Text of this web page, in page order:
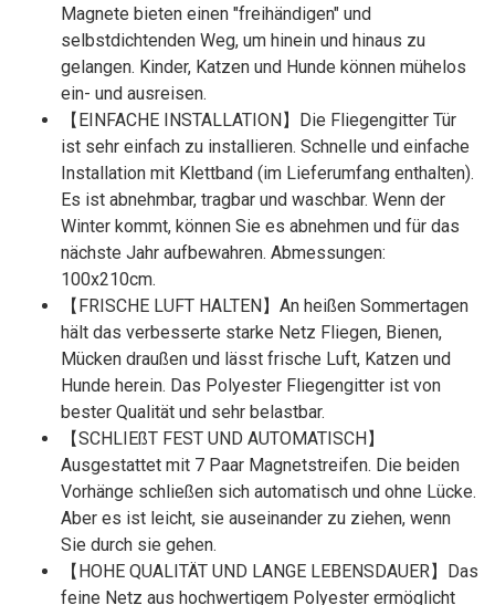
Magnete bieten einen "freihändigen" und
selbstdichtenden Weg, um hinein und hinaus zu
gelangen. Kinder, Katzen und Hunde können mühelos
ein- und ausreisen.
【EINFACHE INSTALLATION】Die Fliegengitter Tür
ist sehr einfach zu installieren. Schnelle und einfache
Installation mit Klettband (im Lieferumfang enthalten).
Es ist abnehmbar, tragbar und waschbar. Wenn der
Winter kommt, können Sie es abnehmen und für das
nächste Jahr aufbewahren. Abmessungen:
100x210cm.
【FRISCHE LUFT HALTEN】An heißen Sommertagen
hält das verbesserte starke Netz Fliegen, Bienen,
Mücken draußen und lässt frische Luft, Katzen und
Hunde herein. Das Polyester Fliegengitter ist von
bester Qualität und sehr belastbar.
【SCHLIEßT FEST UND AUTOMATISCH】
Ausgestattet mit 7 Paar Magnetstreifen. Die beiden
Vorhänge schließen sich automatisch und ohne Lücke.
Aber es ist leicht, sie auseinander zu ziehen, wenn
Sie durch sie gehen.
【HOHE QUALITÄT UND LANGE LEBENSDAUER】Das
feine Netz aus hochwertigem Polyester ermöglicht